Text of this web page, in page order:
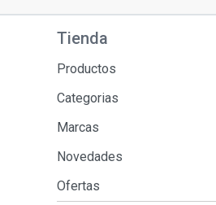
Tienda
Productos
Categorias
Marcas
Novedades
Ofertas